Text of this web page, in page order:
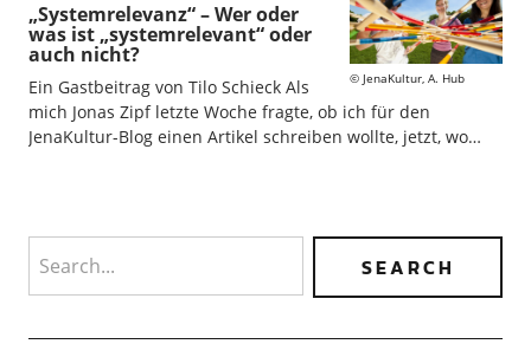
JenaKultur, A. Hub
„Systemrelevanz“ – Wer oder
was ist „systemrelevant“ oder
auch nicht?
Ein Gastbeitrag von Tilo Schieck Als
mich Jonas Zipf letzte Woche fragte, ob ich für den
JenaKultur-Blog einen Artikel schreiben wollte, jetzt, wo…